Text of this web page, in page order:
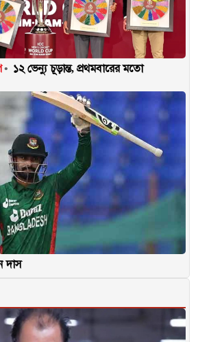
১২ ভেন্যু চূড়ান্ত, প্রথমবারের মতো
দাস